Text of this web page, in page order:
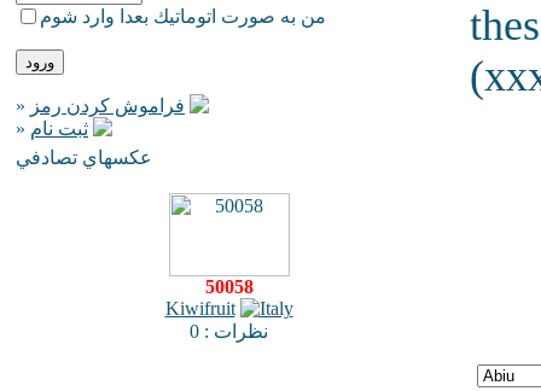
من به صورت اتوماتيك بعدا وارد شوم
» فراموش كردن رمز
» ثبت نام
عكسهاي تصادفي
50058
Kiwifruit
نظرات : 0